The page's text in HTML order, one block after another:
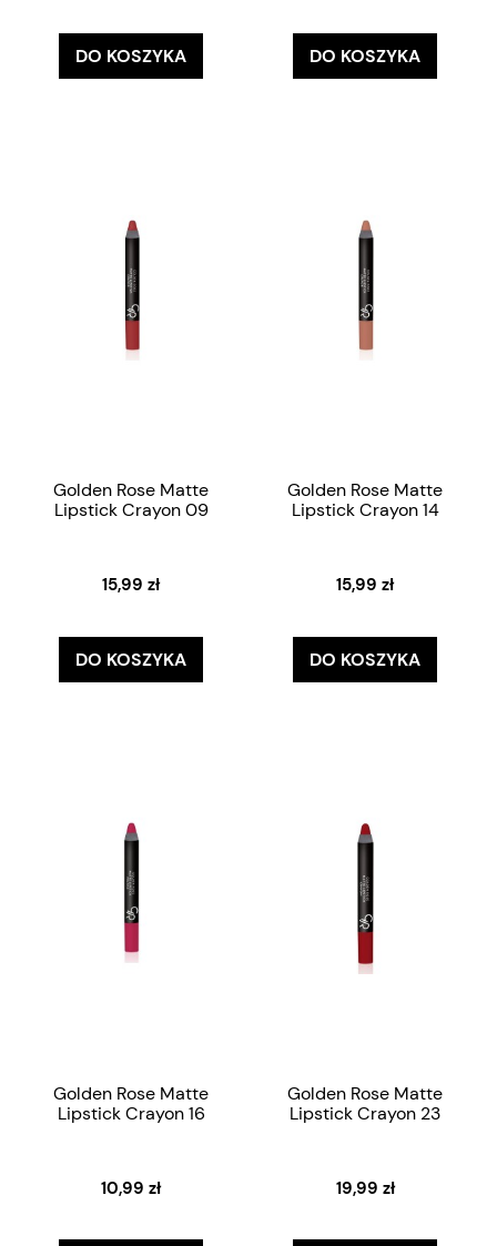
DO KOSZYKA DO KOSZYKA
Golden Rose Matte
Lipstick Crayon 09
15,99 zł
DO KOSZYKA
Golden Rose Matte
Lipstick Crayon 14
15,99 zł
DO KOSZYKA
Golden Rose Matte
Lipstick Crayon 16
10,99 zł
Golden Rose Matte
Lipstick Crayon 23
19,99 zł